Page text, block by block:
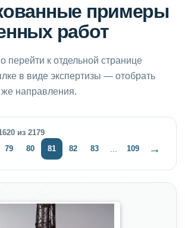
примеры
работ
перейти к отдельной странице
в виде экспертизы — отобрать
же направления.
из 2179
79 80 81 82 83 109 →